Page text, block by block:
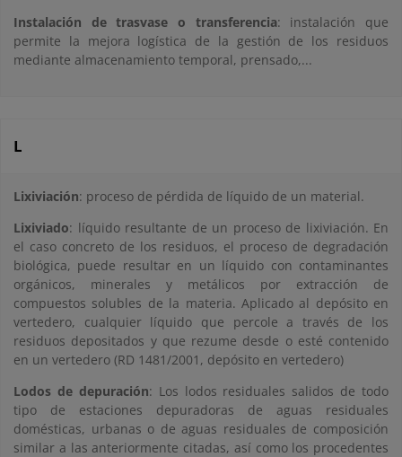
Instalación de trasvase o transferencia: instalación que
permite la mejora logística de la gestión de los residuos
mediante almacenamiento temporal, prensado,...
L
Lixiviación: proceso de pérdida de líquido de un material.
Lixiviado: líquido resultante de un proceso de lixiviación. En
el caso concreto de los residuos, el proceso de degradación
biológica, puede resultar en un líquido con contaminantes
orgánicos, minerales y metálicos por extracción de
compuestos solubles de la materia. Aplicado al depósito en
vertedero, cualquier líquido que percole a través de los
residuos depositados y que rezume desde o esté contenido
en un vertedero (RD 1481/2001, depósito en vertedero)
Lodos de depuración: Los lodos residuales salidos de todo
tipo de estaciones depuradoras de aguas residuales
domésticas, urbanas o de aguas residuales de composición
similar a las anteriormente citadas, así como los procedentes